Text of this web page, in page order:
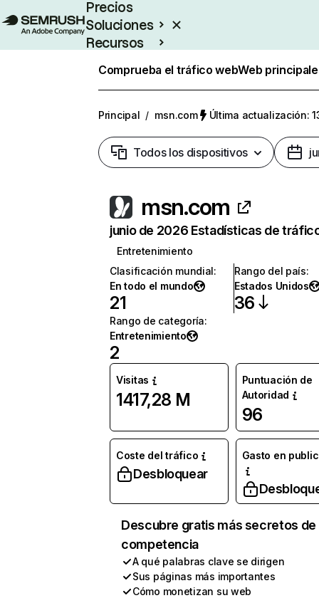
Precios
Soluciones
Recursos
Comprueba el tráfico webWeb
Principal / msn.com Última actualización:
Todos los dispositivos
msn.com
junio de 2026 Estadísticas de
Entretenimiento
Clasificación mundial:
En todo el mundo
21
Rango del país:
Estados Unidos
36
Rango de categoría:
Entretenimiento
2
Visitas
1417,28 M
Puntuación de
Autoridad
96
Coste del tráfico
Desbloquear
Gasto en
Descubre gratis más secretos de
competencia
A qué palabras clave se dirigen
Sus páginas más importantes
Cómo monetizan su web